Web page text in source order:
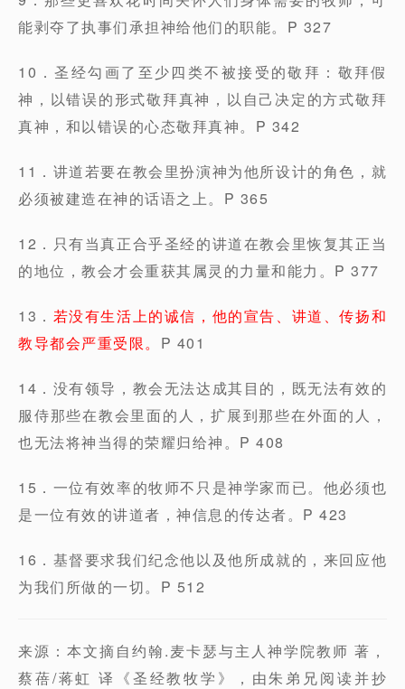
能剥夺了执事们承担神给他们的职能。P 327
10．圣经勾画了至少四类不被接受的敬拜：敬拜假
神，以错误的形式敬拜真神，以自己决定的方式敬拜
真神，和以错误的心态敬拜真神。P 342
11．讲道若要在教会里扮演神为他所设计的角色，就
必须被建造在神的话语之上。P 365
12．只有当真正合乎圣经的讲道在教会里恢复其正当
的地位，教会才会重获其属灵的力量和能力。P 377
13． 若没有生活上的诚信，他的宣告、讲道、传扬和
教导都会严重受限。 P 401
14．没有领导，教会无法达成其目的，既无法有效的
服侍那些在教会里面的人，扩展到那些在外面的人，
也无法将神当得的荣耀归给神。P 408
15．一位有效率的牧师不只是神学家而已。他必须也
是一位有效的讲道者，神信息的传达者。P 423
16．基督要求我们纪念他以及他所成就的，来回应他
为我们所做的一切。P 512
来源：本文摘自约翰.麦卡瑟与主人神学院教师 著，
蔡蓓/蒋虹 译《圣经教牧学》，由朱弟兄阅读并抄